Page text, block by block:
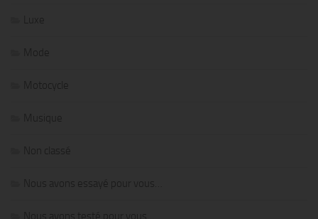
Luxe
Mode
Motocycle
Musique
Non classé
Nous avons essayé pour vous…